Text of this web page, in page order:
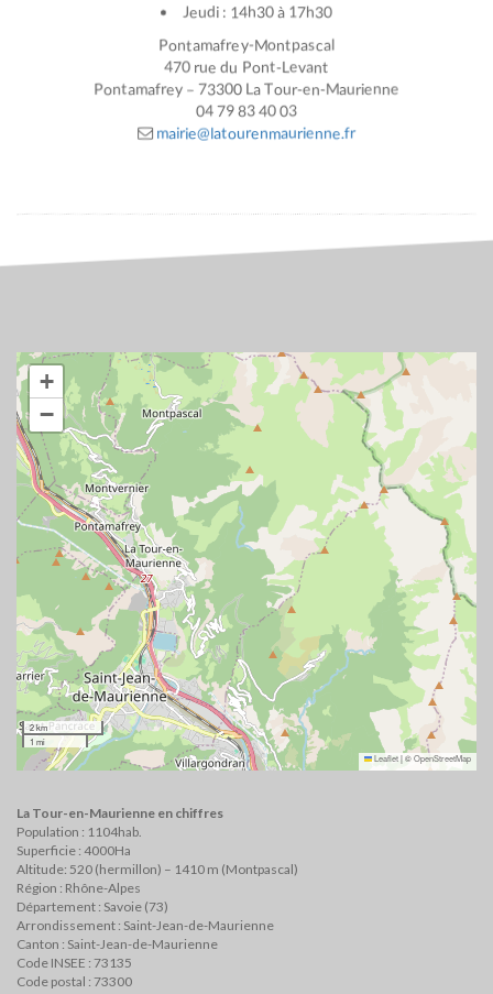
Jeudi : 14h30 à 17h30
Pontamafrey-Montpascal
470 rue du Pont-Levant
Pontamafrey – 73300 La Tour-en-Maurienne
04 79 83 40 03
mairie@latourenmaurienne.fr
+
−
2 km
1 mi
Leaflet|©OpenStreetMap
La Tour-en-Maurienne en chiffres
Population : 1104hab.
Superficie : 4000Ha
Altitude: 520 (hermillon) – 1410 m (Montpascal)
Région : Rhône-Alpes
Département : Savoie (73)
Arrondissement : Saint-Jean-de-Maurienne
Canton : Saint-Jean-de-Maurienne
Code INSEE : 73135
Code postal : 73300